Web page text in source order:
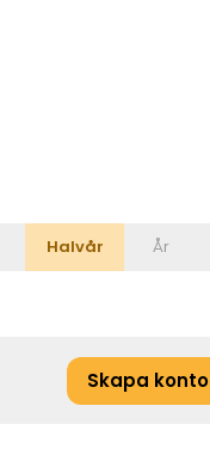
Halvår År
Skapa konto